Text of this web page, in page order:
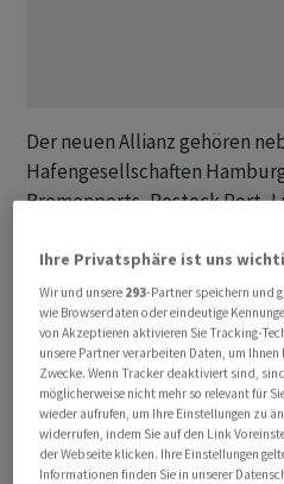
Der neuen Allianz gehören
Hafengesellschaften
Bremenports, Rostock Port,
Hafen an.
Welche Ziele die
Die Allianz versteht sich nach
gemeinsame
bei den Herausforderungen
von der Energiewende über
Ihre Privatsphäre ist uns
Wir und unsere 293-Partner speichern und
wie Browserdaten oder eindeutige
von Akzeptieren aktivieren Sie Tracking-
unsere Partner verarbeiten Daten, um
Zwecke. Wenn Tracker deaktiviert sind,
möglicherweise nicht mehr so relevant für
wieder aufrufen, um Ihre Einstellungen zu
widerrufen, indem Sie auf den Link
der Webseite klicken. Ihre Einstellungen
Informationen finden Sie in unserer